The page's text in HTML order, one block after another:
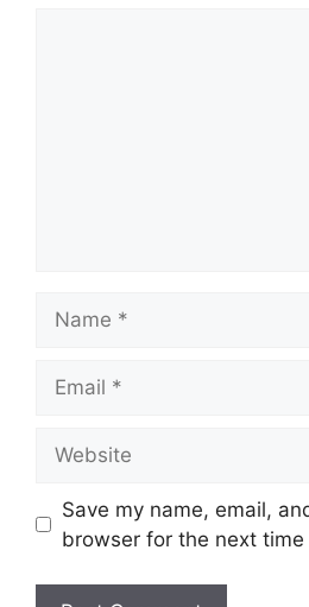
Save my name, email,
browser for the next time